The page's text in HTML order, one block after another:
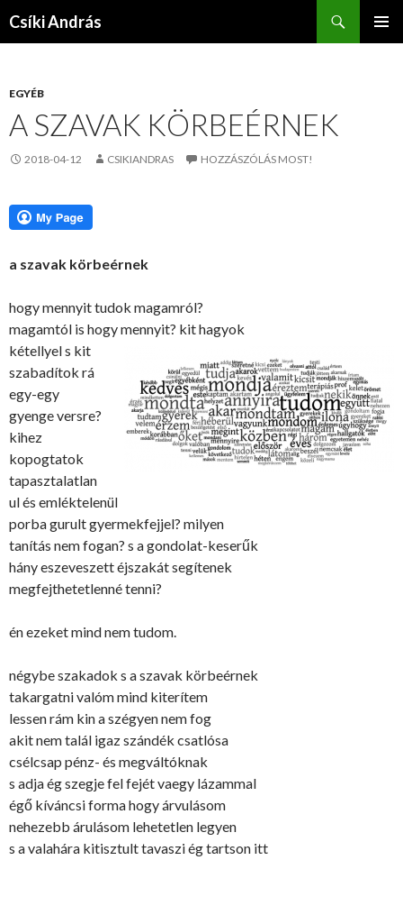
Csíki András
EGYÉB
A SZAVAK KÖRBEÉRNEK
2018-04-12 CSIKIANDRAS HOZZÁSZÓLÁS MOST!
a szavak körbeérnek
hogy mennyit tudok magamról?
magamtól is hogy mennyit? kit hagyok
kétellyel s kit
szabadítok rá
egy-egy
gyenge versre?
kihez
kopogtatok
tapasztalatlan
ul és emléktelenül
porba gurult gyermekfejjel? milyen
tanítás nem fogan? s a gondolat-keserűk
hány eszeveszett éjszakát segítenek
megfejthetetlenné tenni?
én ezeket mind nem tudom.
négybe szakadok s a szavak körbeérnek
takargatni valóm mind kiterítem
lessen rám kin a szégyen nem fog
akit nem talál igaz szándék csatlósa
csélcsap pénz- és megváltóknak
s adja ég szegje fel fejét vaegy lázammal
égő kíváncsi forma hogy árvulásom
nehezebb árulásom lehetetlen legyen
s a valahára kitisztult tavaszi ég tartson itt